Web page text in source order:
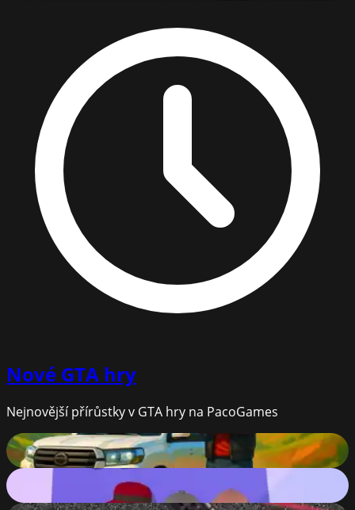
Nové GTA hry
Nejnovější přírůstky v GTA hry na PacoGames
Land Cruiser Offroad Driver
63%
Gangsta Island: Crime City
89